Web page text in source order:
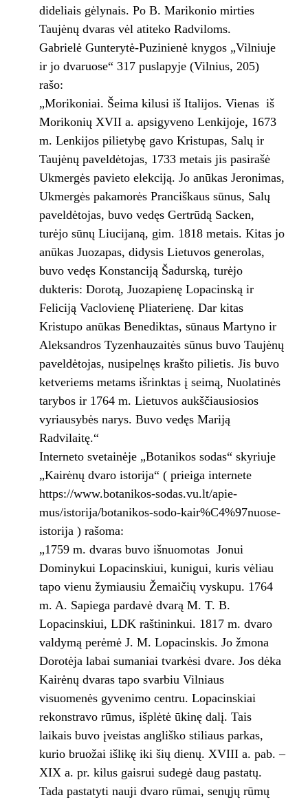
dideliais gėlynais. Po B. Marikonio mirties
Taujėnų dvaras vėl atiteko Radviloms.
Gabrielė Gunterytė-Puzinienė knygos „Vilniuje
ir jo dvaruose“ 317 puslapyje (Vilnius, 205)
rašo:
„Morikoniai. Šeima kilusi iš Italijos. Vienas iš
Morikonių XVII a. apsigyveno Lenkijoje, 1673
m. Lenkijos pilietybę gavo Kristupas, Salų ir
Taujėnų paveldėtojas, 1733 metais jis pasirašė
Ukmergės pavieto elekciją. Jo anūkas Jeronimas,
Ukmergės pakamorės Pranciškaus sūnus, Salų
paveldėtojas, buvo vedęs Gertrūdą Sacken,
turėjo sūnų Liucijaną, gim. 1818 metais. Kitas jo
anūkas Juozapas, didysis Lietuvos generolas,
buvo vedęs Konstanciją Šadurską, turėjo
dukteris: Dorotą, Juozapienę Lopacinską ir
Feliciją Vaclovienę Pliaterienę. Dar kitas
Kristupo anūkas Benediktas, sūnaus Martyno ir
Aleksandros Tyzenhauzaitės sūnus buvo Taujėnų
paveldėtojas, nusipelnęs krašto pilietis. Jis buvo
ketveriems metams išrinktas į seimą, Nuolatinės
tarybos ir 1764 m. Lietuvos aukščiausiosios
vyriausybės narys. Buvo vedęs Mariją
Radvilaitę.“
Interneto svetainėje „Botanikos sodas“ skyriuje
„Kairėnų dvaro istorija“ ( prieiga internete
https://www.botanikos-sodas.vu.lt/apie-
mus/istorija/botanikos-sodo-kair%C4%97nuose-
istorija ) rašoma:
„1759 m. dvaras buvo išnuomotas Jonui
Dominykui Lopacinskiui, kunigui, kuris vėliau
tapo vienu žymiausiu Žemaičių vyskupu. 1764
m. A. Sapiega pardavė dvarą M. T. B.
Lopacinskiui, LDK raštininkui. 1817 m. dvaro
valdymą perėmė J. M. Lopacinskis. Jo žmona
Dorotėja labai sumaniai tvarkėsi dvare. Jos dėka
Kairėnų dvaras tapo svarbiu Vilniaus
visuomenės gyvenimo centru. Lopacinskiai
rekonstravo rūmus, išplėtė ūkinę dalį. Tais
laikais buvo įveistas angliško stiliaus parkas,
kurio bruožai išlikę iki šių dienų. XVIII a. pab. –
XIX a. pr. kilus gaisrui sudegė daug pastatų.
Tada pastatyti nauji dvaro rūmai, senųjų rūmų